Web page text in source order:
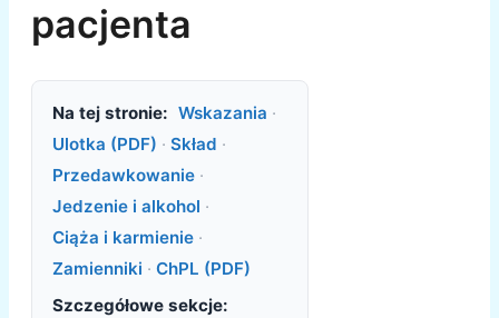
pacjenta
Na tej stronie: Wskazania ·
Ulotka (PDF) · Skład ·
Przedawkowanie ·
Jedzenie i alkohol ·
Ciąża i karmienie ·
Zamienniki · ChPL (PDF)
Szczegółowe sekcje: